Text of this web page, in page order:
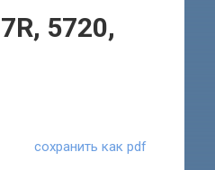
5720,
сохранить как pdf